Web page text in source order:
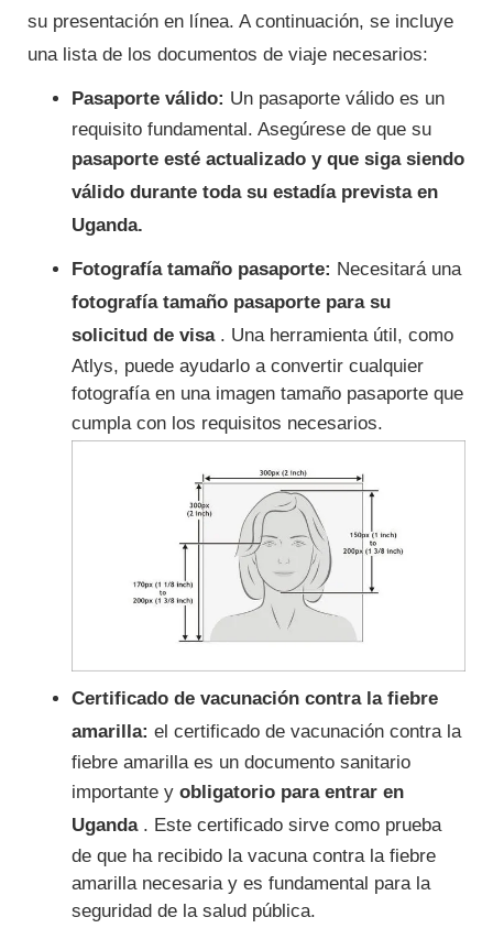
su presentación en línea. A continuación, se incluye
una lista de los documentos de viaje necesarios:
Pasaporte válido: Un pasaporte válido es un
requisito fundamental. Asegúrese de que su
pasaporte esté actualizado y que siga siendo
válido durante toda su estadía prevista en
Uganda.
Fotografía tamaño pasaporte: Necesitará una
fotografía tamaño pasaporte para su
solicitud de visa. Una herramienta útil, como
Atlys, puede ayudarlo a convertir cualquier
fotografía en una imagen tamaño pasaporte que
cumpla con los requisitos necesarios.
Certificado de vacunación contra la fiebre
amarilla: el certificado de vacunación contra la
fiebre amarilla es un documento sanitario
importante y obligatorio para entrar en
Uganda. Este certificado sirve como prueba
de que ha recibido la vacuna contra la fiebre
amarilla necesaria y es fundamental para la
seguridad de la salud pública.